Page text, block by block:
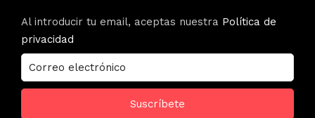
Al introducir tu email, aceptas nuestra Política de
privacidad